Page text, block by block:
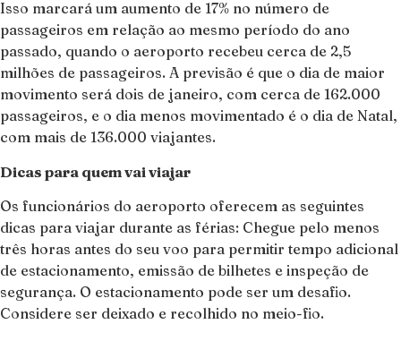
Isso marcará um aumento de 17% no número de
passageiros em relação ao mesmo período do ano
passado, quando o aeroporto recebeu cerca de 2,5
milhões de passageiros. A previsão é que o dia de maior
movimento será dois de janeiro, com cerca de 162.000
passageiros, e o dia menos movimentado é o dia de Natal,
com mais de 136.000 viajantes.
Dicas para quem vai viajar
Os funcionários do aeroporto oferecem as seguintes
dicas para viajar durante as férias: Chegue pelo menos
três horas antes do seu voo para permitir tempo adicional
de estacionamento, emissão de bilhetes e inspeção de
segurança. O estacionamento pode ser um desafio.
Considere ser deixado e recolhido no meio-fio.